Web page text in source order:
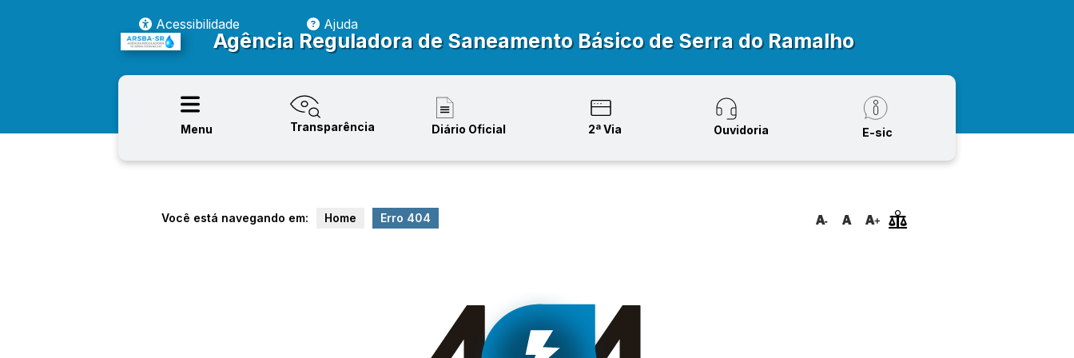
Acessibilidade Ajuda
Agência Reguladora de Saneamento Básico de Serra do Ramalho
Menu Transparência Diário Oficial 2ª Via Ouvidoria E-sic
Você está navegando em: Home Erro 404